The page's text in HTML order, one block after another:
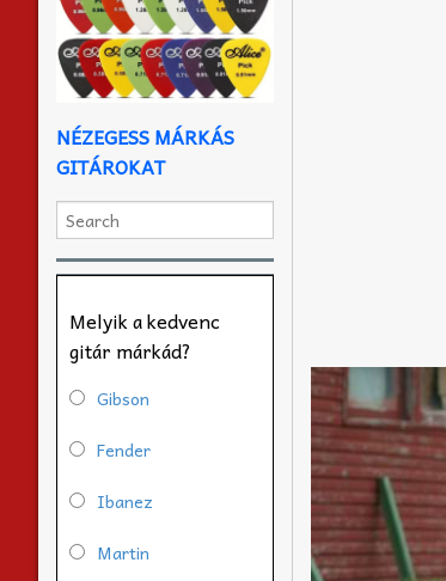
NÉZEGESS MÁRKÁS
GITÁROKAT
Melyik a kedvenc
gitár márkád?
Gibson
Fender
Ibanez
Martin